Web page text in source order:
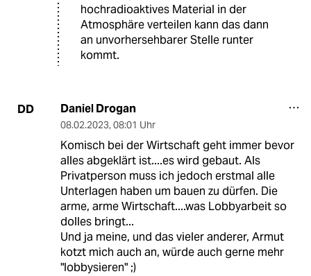
hochradioaktives Material in der
Atmosphäre verteilen kann das dann
an unvorhersehbarer Stelle runter
kommt.
DD Daniel Drogan
08.02.2023, 08:01 Uhr
Komisch bei der Wirtschaft geht immer bevor
alles abgeklärt ist....es wird gebaut. Als
Privatperson muss ich jedoch erstmal alle
Unterlagen haben um bauen zu dürfen. Die
arme, arme Wirtschaft....was Lobbyarbeit so
dolles bringt...
Und ja meine, und das vieler anderer, Armut
kotzt mich auch an, würde auch gerne mehr
"lobbysieren" ;)